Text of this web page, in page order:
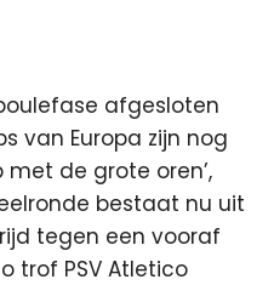
afgesloten
van Europa zijn nog
met de grote oren’,
bestaat nu uit
tegen een vooraf
trof PSV Atletico